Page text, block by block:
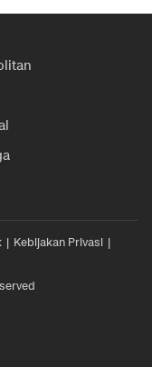
Kebijakan Privasi